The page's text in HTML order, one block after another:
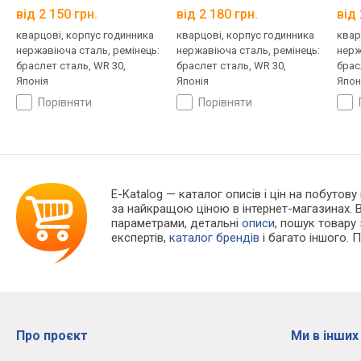
від 2 150 грн.
кварцові, корпус годинника
нержавіюча сталь, ремінець:
браслет сталь, WR 30,
Японія
порівняти
від 2 180 грн.
кварцові, корпус годинника
нержавіюча сталь, ремінець:
браслет сталь, WR 30,
Японія
порівняти
від
E-Katalog — каталог описів і цін на
за найкращою ціною в інтернет-
параметрами, детальніописи, пошук
експертів,каталог брендів і багато іншого.
Про проєкт Ми в інших